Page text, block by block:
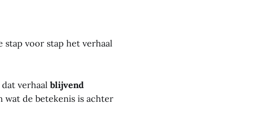
stap voor stap het verhaal
verhaal blijvend
wat de betekenis is achter